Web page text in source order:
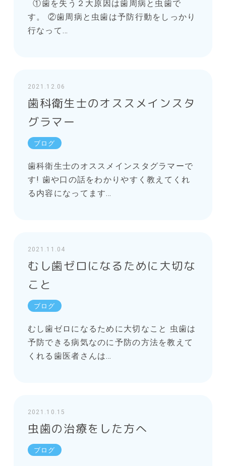
①歯を失う２大原因は歯周病と虫歯で
す。 ②歯周病と虫歯は予防行動をしっかり
行なって…
2021.12.06
歯科衛生士のオススメインスタ
グラマー
ブログ
歯科衛生士のオススメインスタグラマーで
す! 歯や口の話をわかりやすく教えてくれ
る内容になってます…
2021.11.04
むし歯ゼロになるために大切な
こと
ブログ
むし歯ゼロになるために大切なこと 虫歯は
予防できる病気なのに予防の方法を教えて
くれる歯医者さんは…
2021.10.15
虫歯の治療をした方へ
ブログ